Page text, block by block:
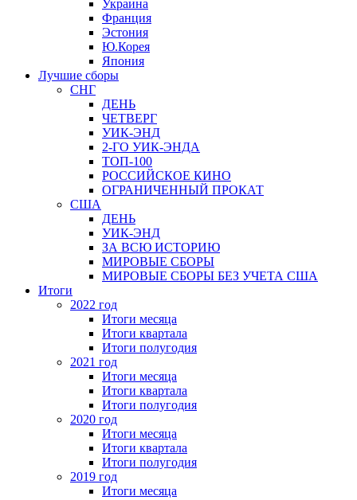
Украина
Франция
Эстония
Ю.Корея
Япония
Лучшие сборы
СНГ
ДЕНЬ
ЧЕТВЕРГ
УИК-ЭНД
2-ГО УИК-ЭНДА
ТОП-100
РОССИЙСКОЕ КИНО
ОГРАНИЧЕННЫЙ ПРОКАТ
США
ДЕНЬ
УИК-ЭНД
ЗА ВСЮ ИСТОРИЮ
МИРОВЫЕ СБОРЫ
МИРОВЫЕ СБОРЫ БЕЗ УЧЕТА США
Итоги
2022 год
Итоги месяца
Итоги квартала
Итоги полугодия
2021 год
Итоги месяца
Итоги квартала
Итоги полугодия
2020 год
Итоги месяца
Итоги квартала
Итоги полугодия
2019 год
Итоги месяца